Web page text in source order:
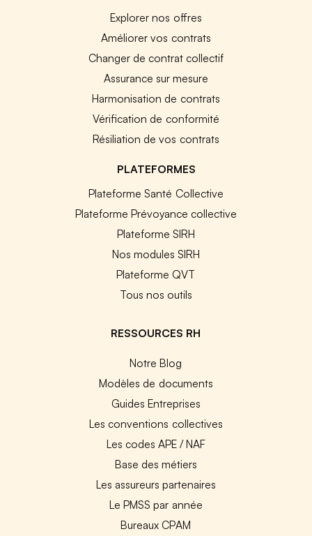
Explorer nos offres
Améliorer vos contrats
Changer de contrat collectif
Assurance sur mesure
Harmonisation de contrats
Vérification de conformité
Résiliation de vos contrats
PLATEFORMES
Plateforme Santé Collective
Plateforme Prévoyance collective
Plateforme SIRH
Nos modules SIRH
Plateforme QVT
Tous nos outils
RESSOURCES RH
Notre Blog
Modèles de documents
Guides Entreprises
Les conventions collectives
Les codes APE / NAF
Base des métiers
Les assureurs partenaires
Le PMSS par année
Bureaux CPAM